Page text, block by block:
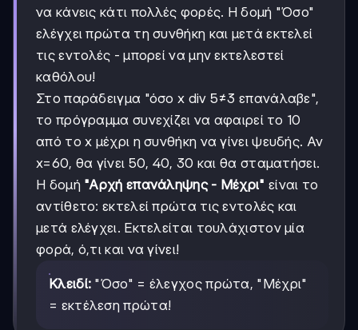
να κάνεις κάτι πολλές φορές. Η δομή "Όσο"
ελέγχει πρώτα τη συνθήκη και μετά εκτελεί
τις εντολές - μπορεί να μην εκτελεστεί
καθόλου!
Στο παράδειγμα "όσο x div 5≠3 επανάλαβε",
το πρόγραμμα συνεχίζει να αφαιρεί το 10
από το x μέχρι η συνθήκη να γίνει ψευδής. Αν
x=60, θα γίνει 50, 40, 30 και θα σταματήσει.
Η δομή "Αρχή επανάληψης - Μέχρι" είναι το
αντίθετο: εκτελεί πρώτα τις εντολές και
μετά ελέγχει. Εκτελείται τουλάχιστον μία
φορά, ό,τι και να γίνει!
Κλειδί: "Όσο" = έλεγχος πρώτα, "Μέχρι"
= εκτέλεση πρώτα!